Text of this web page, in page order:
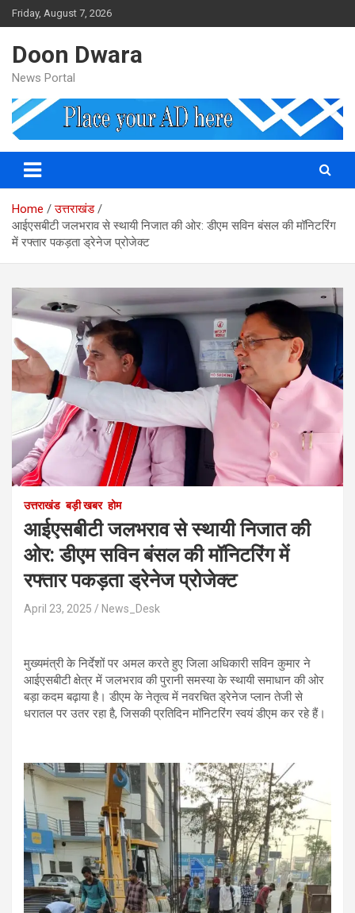
Skip
to
Friday, August 7, 2026
Doon Dwara
News Portal
Home
उत्तराखंड
आईएसबीटी जलभराव से स्थायी निजात की ओर: डीएम सविन बंसल की मॉनिटरिंग
में रफ्तार पकड़ता ड्रेनेज प्रोजेक्ट
उत्तराखंड बड़ी खबर होम
आईएसबीटी जलभराव से स्थायी निजात की
ओर: डीएम सविन बंसल की मॉनिटरिंग में
रफ्तार पकड़ता ड्रेनेज प्रोजेक्ट
April 23, 2025 News_Desk
मुख्यमंत्री के निर्देशों पर अमल करते हुए जिला अधिकारी सविन कुमार ने
आईएसबीटी क्षेत्र में जलभराव की पुरानी समस्या के स्थायी समाधान की ओर
बड़ा कदम बढ़ाया है। डीएम के नेतृत्व में नवरचित ड्रेनेज प्लान तेजी से
धरातल पर उतर रहा है, जिसकी प्रतिदिन मॉनिटरिंग स्वयं डीएम कर रहे हैं।